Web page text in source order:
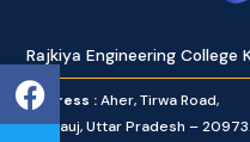
Facebook
Twitter
Youtube
Instagram
Rajkiya Engineering College
Address :Aher, Tirwa Road,
Kannauj, Uttar Pradesh –